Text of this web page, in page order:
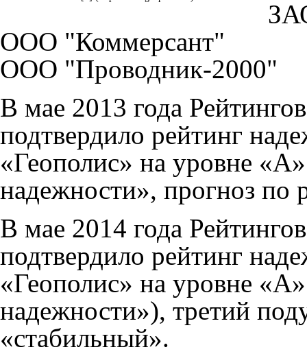
ООО "Коммерсант"
ООО "Проводник-2000"
В мае 2013 года
подтвердило рейтинг
«Геополис» на уровне
надежности», прогноз по
В мае 2014 года
подтвердило рейтинг
«Геополис» на уровне
надежности»), третий
«стабильный».